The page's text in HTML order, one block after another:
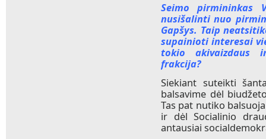
Seimo pirmininkas
nusišalinti nuo
Gapšys. Taip
supainioti interesai
tokio akivaizdaus
frakcija?
Siekiant suteikti
balsavime dėl
Tas pat nutiko
ir dėl Socialinio
antausiai